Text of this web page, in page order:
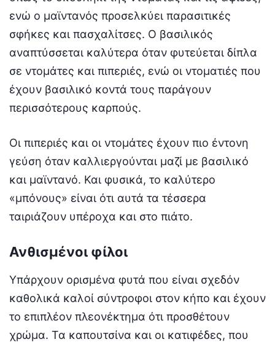
ενώ ο μαϊντανός προσελκύει παρασιτικές
σφήκες και πασχαλίτσες. Ο βασιλικός
αναπτύσσεται καλύτερα όταν φυτεύεται δίπλα
σε ντομάτες και πιπεριές, ενώ οι ντοματιές που
έχουν βασιλικό κοντά τους παράγουν
περισσότερους καρπούς.
Οι πιπεριές και οι ντομάτες έχουν πιο έντονη
γεύση όταν καλλιεργούνται μαζί με βασιλικό
και μαϊντανό. Και φυσικά, το καλύτερο
«μπόνους» είναι ότι αυτά τα τέσσερα
ταιριάζουν υπέροχα και στο πιάτο.
Ανθισμένοι φίλοι
Υπάρχουν ορισμένα φυτά που είναι σχεδόν
καθολικά καλοί σύντροφοι στον κήπο και έχουν
το επιπλέον πλεονέκτημα ότι προσθέτουν
χρώμα. Τα καπουτσίνα και οι κατιφέδες, που